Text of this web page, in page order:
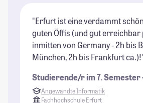
"Erfurt ist eine verdammt
guten Öffis (und gut erreichbar
inmitten von Germany - 2h bis
München, 2h bis Frankfurt
Studierende/r im 7. Semester
Angewandte Informatik
Fachhochschule Erfurt